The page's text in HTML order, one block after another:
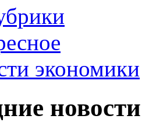
экономики
новости